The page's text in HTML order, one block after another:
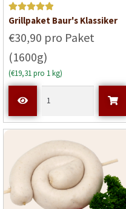
Bewerte
von 5
Grillpaket Baur's Klassiker
€30,90 pro Paket
(1600g)
(€19,31 pro 1 kg)